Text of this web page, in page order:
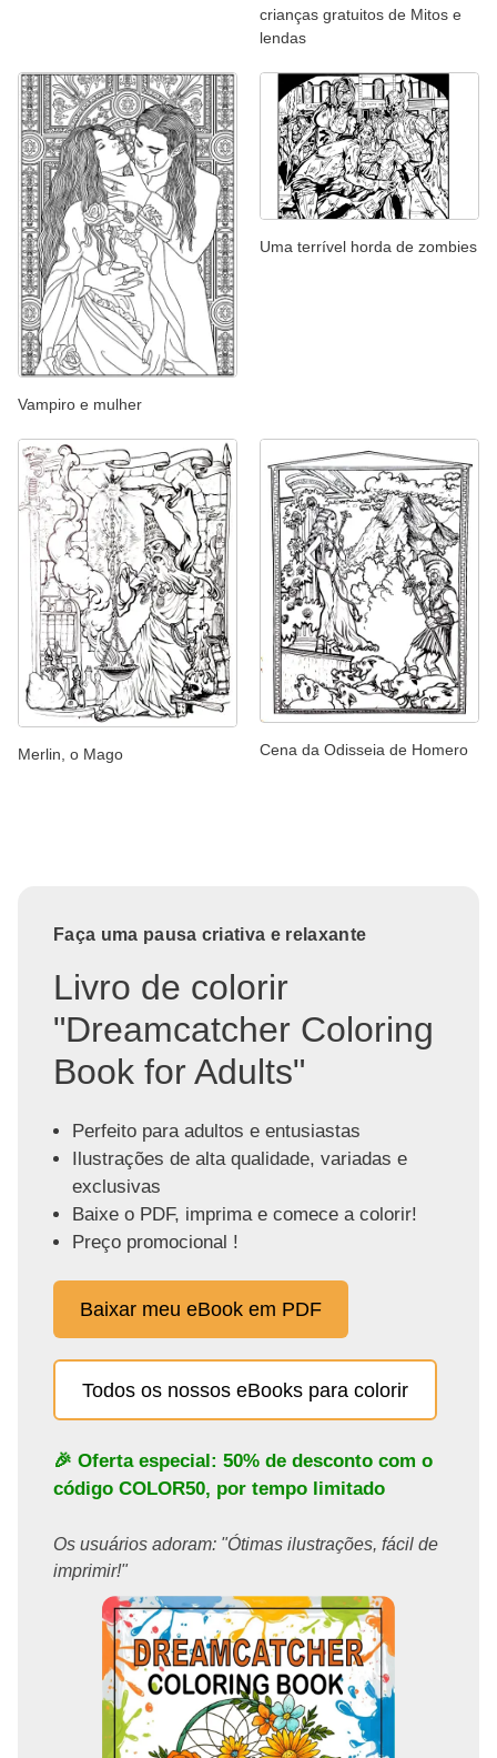
crianças gratuitos de Mitos e
lendas
Vampiro e mulher
Uma terrível horda de zombies
Merlin, o Mago Cena da Odisseia de Homero
Faça uma pausa criativa e relaxante
Livro de colorir
"Dreamcatcher Coloring
Book for Adults"
Perfeito para adultos e entusiastas
Ilustrações de alta qualidade, variadas e
exclusivas
Baixe o PDF, imprima e comece a colorir!
Preço promocional !
Baixar meu eBook em PDF
Todos os nossos eBooks para colorir
🎉 Oferta especial: 50% de desconto com o
código COLOR50, por tempo limitado
Os usuários adoram: "Ótimas ilustrações, fácil de
imprimir!"